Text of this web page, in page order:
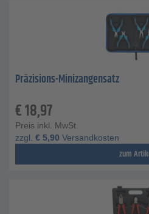
Präzisions-Minizangensatz
€18,97
Preis inkl. MwSt.
zzgl. € 5,90 Versandkosten
zum